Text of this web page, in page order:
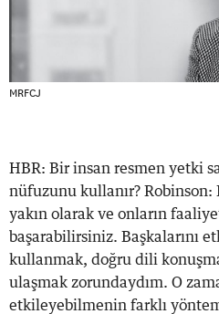
MRFCJ
HBR: Bir insan resmen yetki
nüfuzunu kullanır? Robinson:
yakın olarak ve onların
başarabilirsiniz. Başkalarını
kullanmak, doğru dili
ulaşmak zorundaydım. O
etkileyebilmenin farklı